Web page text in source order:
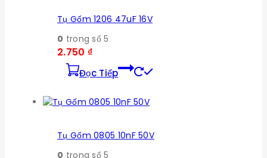
Tụ Gốm 1206 47uF 16V
0 trong số 5
2.750 ₫
Đọc Tiếp
Tụ Gốm 0805 10nF 50V
0 trong số 5